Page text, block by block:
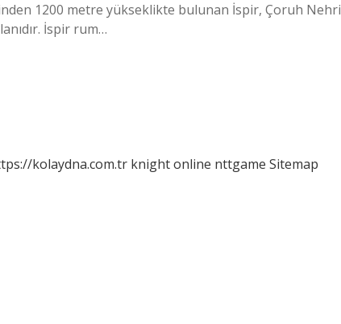
1200 metre yükseklikte bulunan İspir, Çoruh Nehri
İspir rum…
kolaydna.com.tr knight online nttgame Sitemap